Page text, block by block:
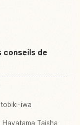
conseils de
iwa
Taisha